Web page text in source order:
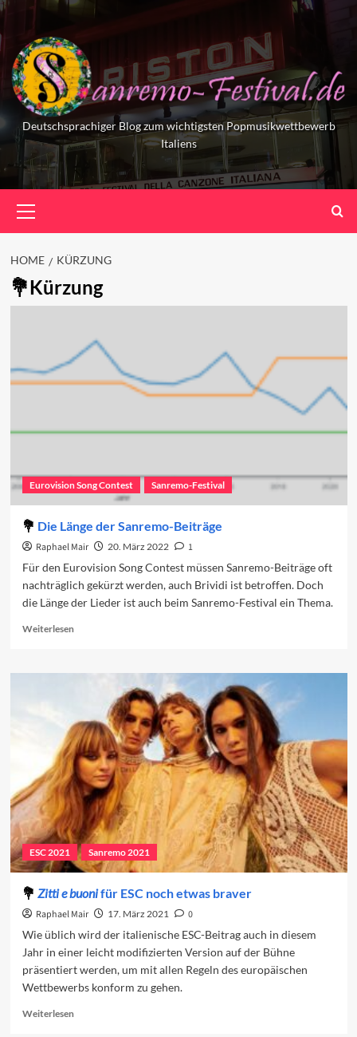
Skip
to
content
Deutschsprachiger Blog zum wichtigsten Popmusikwettbewerb
Italiens
Menu
HOME KÜRZUNG
Kürzung
Eurovision Song Contest Sanremo-Festival
Die Länge der Sanremo-Beiträge
Raphael Mair 20. März 2022
1
Für den Eurovision Song Contest müssen Sanremo-Beiträge oft
nachträglich gekürzt werden, auch Brividi ist betroffen. Doch
die Länge der Lieder ist auch beim Sanremo-Festival ein Thema.
WeiterlesenRead
Die
Sanremo-
Beiträge
ESC 2021 Sanremo 2021
Zitti e buonifür ESC noch etwas braver
Raphael Mair 17. März 2021
0
Wie üblich wird der italienische ESC-Beitrag auch in diesem
Jahr in einer leicht modifizierten Version auf der Bühne
präsentiert werden, um mit allen Regeln des europäischen
Wettbewerbs konform zu gehen.
WeiterlesenRead